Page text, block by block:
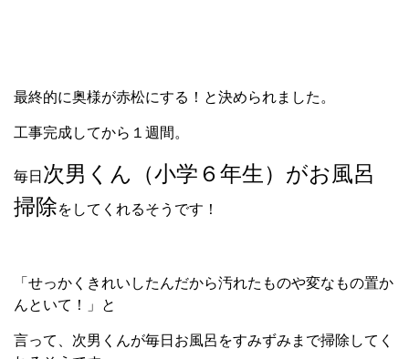
最終的に奥様が赤松にする！と決められました。
工事完成してから１週間。
毎日 次男くん（小学６年生）がお風呂
掃除をしてくれるそうです！
「せっかくきれいしたんだから汚れたものや変なもの置か
んといて！」と
言って、次男くんが毎日お風呂をすみずみまで掃除してく